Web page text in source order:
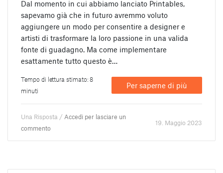
Dal momento in cui abbiamo lanciato Printables,
sapevamo già che in futuro avremmo voluto
aggiungere un modo per consentire a designer e
artisti di trasformare la loro passione in una valida
fonte di guadagno. Ma come implementare
esattamente tutto questo è…
Tempo di lettura stimato: 8
minuti
Per saperne di più
Una Risposta / Accedi per lasciare un
commento
19. Maggio 2023